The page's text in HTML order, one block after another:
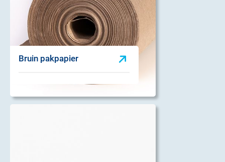
Bruin pakpapier